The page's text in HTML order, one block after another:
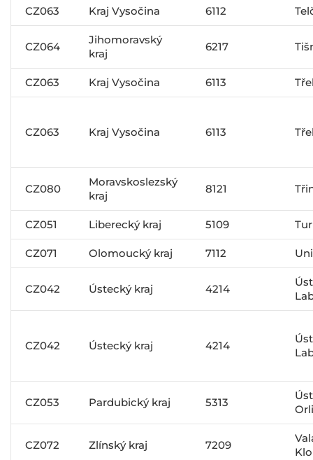
CZ063 Kraj Vysočina 6112
CZ064
Jihomoravský
kraj
6217
CZ063 Kraj Vysočina 6113
CZ063 Kraj Vysočina 6113
CZ080
Moravskoslezský
kraj
8121
CZ051 Liberecký kraj 5109
CZ071 Olomoucký kraj 7112
CZ042 Ústecký kraj 4214
CZ042 Ústecký kraj 4214
CZ053 Pardubický kraj 5313
CZ072 Zlínský kraj 7209